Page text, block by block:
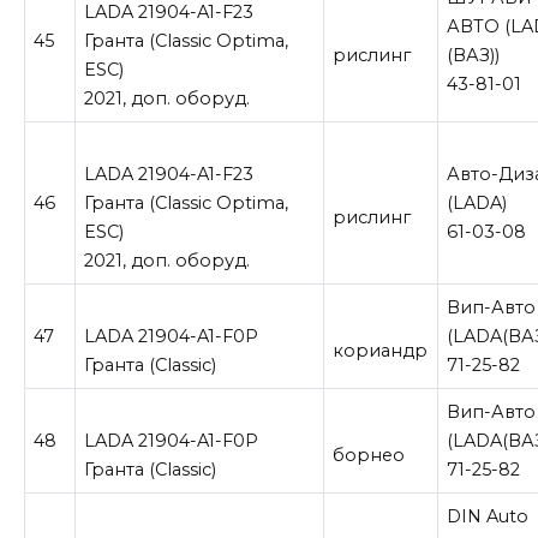
45
LADA 21904-A1-F23
Гранта (Classic Optima,
ESC)
2021, доп. оборуд.
рислинг
АВТО
(ВАЗ))
43-81-01
46
LADA 21904-A1-F23
Гранта (Classic Optima,
ESC)
2021, доп. оборуд.
рислинг
Авто-
(LADA)
61-03-08
47
LADA 21904-A1-F0P
Гранта (Classic)
кориандр
Вип-Авто
71-25-82
48
LADA 21904-A1-F0P
Гранта (Classic)
борнео
Вип-Авто
71-25-82
DIN Auto